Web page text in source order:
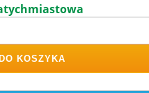
KOSZYKA